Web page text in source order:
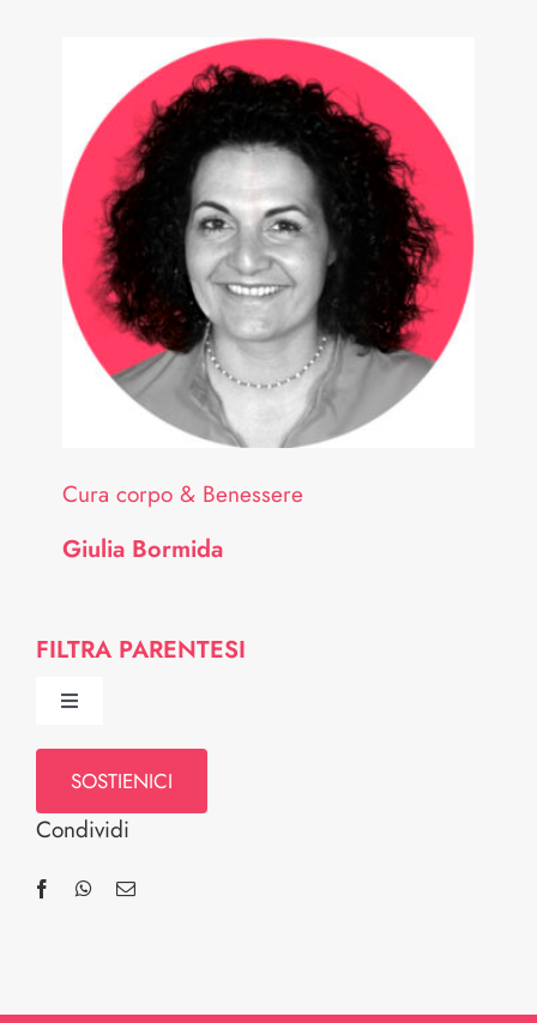
Cura corpo & Benessere
Giulia Bormida
FILTRA PARENTESI
Toggle
Comitato Scientifico
SOSTIENICI
Condividi